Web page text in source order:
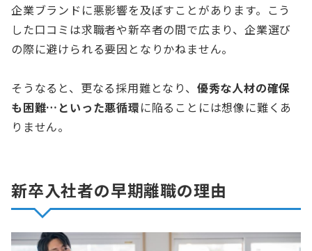
企業ブランドに悪影響を及ぼすことがあります。こう
した口コミは求職者や新卒者の間で広まり、企業選び
の際に避けられる要因となりかねません。
そうなると、更なる採用難となり、 優秀な人材の確保
も困難…といった悪循環に陥ることには想像に難くあ
りません。
新卒入社者の早期離職の理由